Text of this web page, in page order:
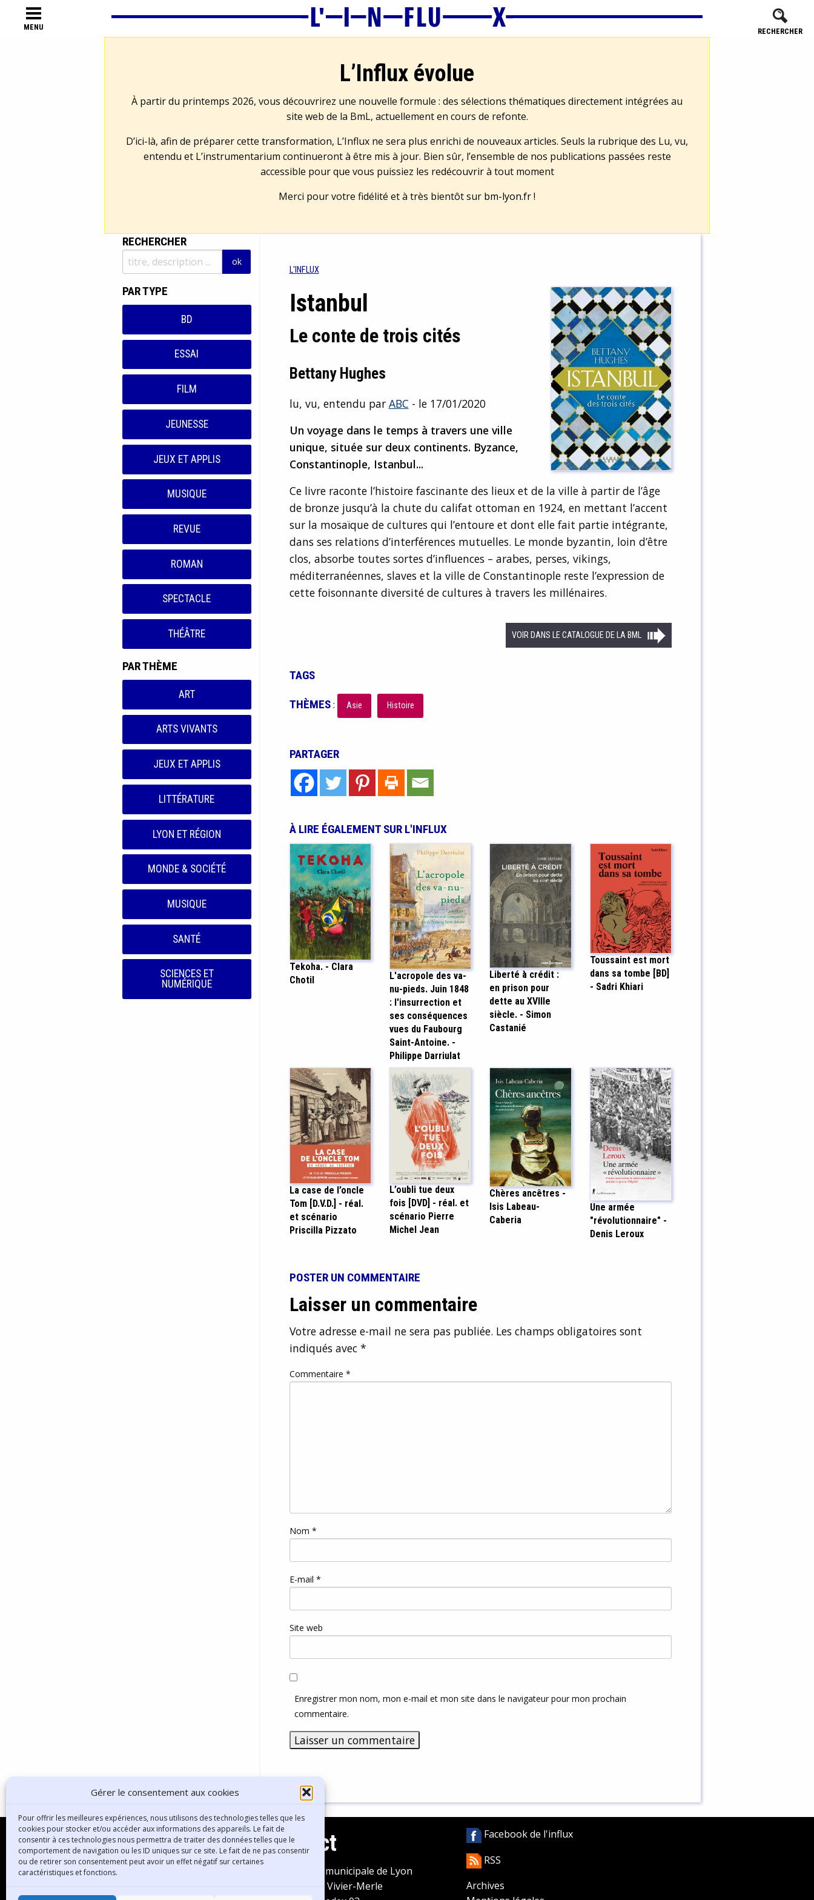
Gérer le consentement aux cookies
Pour offrir les meilleures expériences, nous utilisons des technologies telles que les
cookies pour stocker et/ou accéder aux informations des appareils. Le fait de
consentir à ces technologies nous permettra de traiter des données telles que le
comportement de navigation ou les ID uniques sur ce site. Le fait de ne pas consentir
ou de retirer son consentement peut avoir un effet négatif sur certaines
caractéristiques et fonctions.
MENU RECHERCHER
L’Influx évolue
À partir du printemps 2026, vous découvrirez une nouvelle formule : des sélections thématiques directement intégrées au
site web de la BmL, actuellement en cours de refonte.
D’ici-là, afin de préparer cette transformation, L’Influx ne sera plus enrichi de nouveaux articles. Seuls la rubrique des Lu, vu,
entendu et L’instrumentarium continueront à être mis à jour. Bien sûr, l’ensemble de nos publications passées reste
accessible pour que vous puissiez les redécouvrir à tout moment
Merci pour votre fidélité et à très bientôt sur bm-lyon.fr!
RECHERCHER
PAR TYPE
BD
ESSAI
FILM
JEUNESSE
JEUX ET APPLIS
MUSIQUE
REVUE
ROMAN
SPECTACLE
THÉÂTRE
PAR THÈME
ART
ARTS VIVANTS
JEUX ET APPLIS
LITTÉRATURE
LYON ET RÉGION
MONDE & SOCIÉTÉ
MUSIQUE
SANTÉ
SCIENCES ET
NUMÉRIQUE
L'INFLUX
Istanbul
Le conte de trois cités
Bettany Hughes
lu, vu, entendu par ABC - le 17/01/2020
Un voyage dans le temps à travers une ville
unique, située sur deux continents. Byzance,
Constantinople, Istanbul...
Ce livre raconte l’histoire fascinante des lieux et de la ville à partir de l’âge
de bronze jusqu’à la chute du califat ottoman en 1924, en mettant l’accent
sur la mosaïque de cultures qui l’entoure et dont elle fait partie intégrante,
dans ses relations d’interférences mutuelles. Le monde byzantin, loin d’être
clos, absorbe toutes sortes d’influences – arabes, perses, vikings,
méditerranéennes, slaves et la ville de Constantinople reste l’expression de
cette foisonnante diversité de cultures à travers les millénaires.
VOIR DANS LE CATALOGUE DE LA BML
TAGS
THÈMES: Asie Histoire
PARTAGER
À LIRE ÉGALEMENT SUR L'INFLUX
Tekoha. - Clara
Chotil
L'acropole des va-
nu-pieds. Juin 1848
: l'insurrection et
ses conséquences
vues du Faubourg
Saint-Antoine. -
Philippe Darriulat
Liberté à crédit :
en prison pour
dette au XVIIIe
siècle. - Simon
Castanié
Toussaint est mort
dans sa tombe [BD]
- Sadri Khiari
La case de l’oncle
Tom [D.V.D.] - réal.
et scénario
Priscilla Pizzato
L’oubli tue deux
fois [DVD] - réal. et
scénario Pierre
Michel Jean
Chères ancêtres -
Isis Labeau-
Caberia
Une armée
"révolutionnaire" -
Denis Leroux
POSTER UN COMMENTAIRE
Laisser un commentaire
Votre adresse e-mail ne sera pas publiée. Les champs obligatoires sont
indiqués avec *
Commentaire *
Nom *
E-mail *
Site web
Enregistrer mon nom, mon e-mail et mon site dans le navigateur pour mon prochain
commentaire.
Contact
Bibliothèque municipale de Lyon
30 Boulevard Vivier-Merle
Facebook de l'influx
RSS
Archives